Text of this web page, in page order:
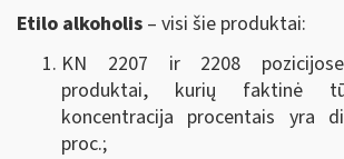
Etilo alkoholis – visi šie produktai:
KN 2207 ir 2208
produktai, kurių faktinė
koncentracija procentais yra
proc.;